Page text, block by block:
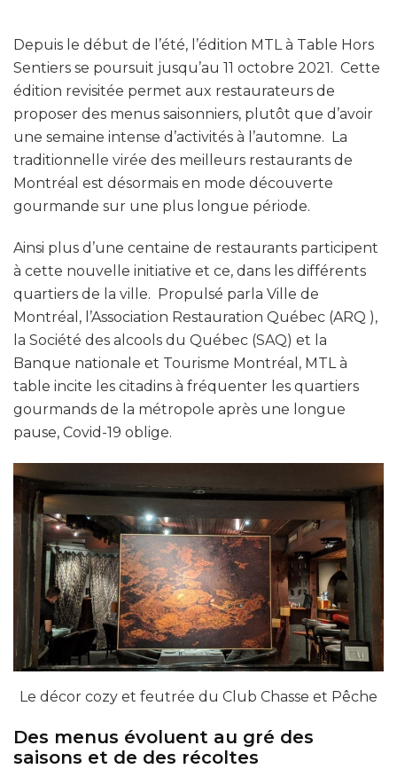
Depuis le début de l’été, l’édition MTL à Table Hors
Sentiers se poursuit jusqu’au 11 octobre 2021. Cette
édition revisitée permet aux restaurateurs de
proposer des menus saisonniers, plutôt que d’avoir
une semaine intense d’activités à l’automne. La
traditionnelle virée des meilleurs restaurants de
Montréal est désormais en mode découverte
gourmande sur une plus longue période.
Ainsi plus d’une centaine de restaurants participent
à cette nouvelle initiative et ce, dans les différents
quartiers de la ville. Propulsé parla Ville de
Montréal, l’Association Restauration Québec (ARQ ),
la Société des alcools du Québec (SAQ) et la
Banque nationale et Tourisme Montréal, MTL à
table incite les citadins à fréquenter les quartiers
gourmands de la métropole après une longue
pause, Covid-19 oblige.
Le décor cozy et feutrée du Club Chasse et Pêche
Des menus évoluent au gré des
saisons et de des récoltes